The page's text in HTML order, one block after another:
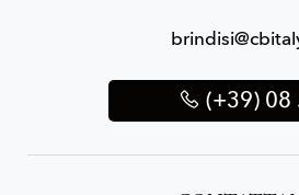
(+39) 08